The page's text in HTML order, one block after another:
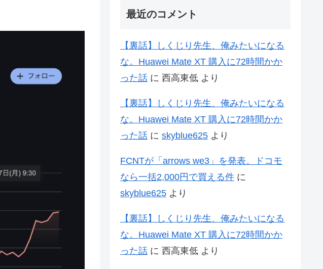
最近のコメント
【裏話】しくじり先生、俺みたいになる
な。Huawei Mate XT 購入に72時間かか
った話 に 西高東低 より
【裏話】しくじり先生、俺みたいになる
な。Huawei Mate XT 購入に72時間かか
った話 に skyblue625 より
FCNTが「arrows we3」を発表。ドコモ
なら一括2,000円で買える件 に
skyblue625 より
【裏話】しくじり先生、俺みたいになる
な。Huawei Mate XT 購入に72時間かか
った話 に 西高東低 より